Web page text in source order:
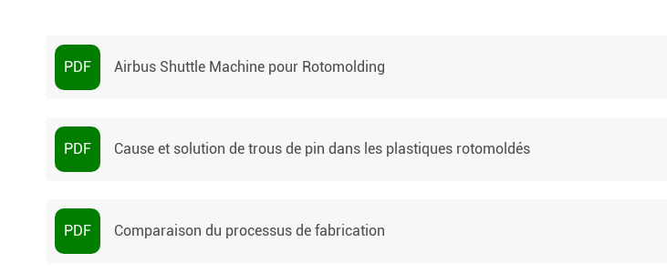
PDF Airbus Shuttle Machine pour Rotomolding
PDF Cause et solution de trous de pin dans les plastiques rotomoldés
PDF Comparaison du processus de fabrication